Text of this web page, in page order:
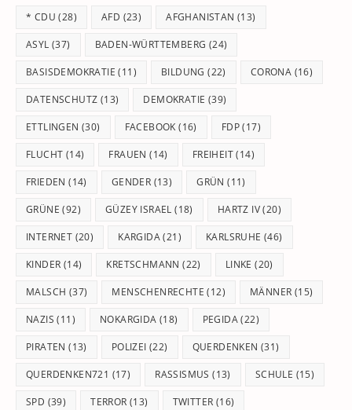
* CDU (28) AFD (23) AFGHANISTAN (13)
ASYL (37) BADEN-WÜRTTEMBERG (24)
BASISDEMOKRATIE (11) BILDUNG (22) CORONA (16)
DATENSCHUTZ (13) DEMOKRATIE (39)
ETTLINGEN (30) FACEBOOK (16) FDP(17)
FLUCHT (14) FRAUEN (14) FREIHEIT(14)
FRIEDEN (14) GENDER (13) GRÜN (11)
GRÜNE (92) GÜZEY ISRAEL (18) HARTZ IV(20)
INTERNET (20) KARGIDA(21) KARLSRUHE (46)
KINDER (14) KRETSCHMANN (22) LINKE (20)
MALSCH (37) MENSCHENRECHTE (12) MÄNNER (15)
NAZIS (11) NOKARGIDA (18) PEGIDA(22)
PIRATEN (13) POLIZEI (22) QUERDENKEN (31)
QUERDENKEN721 (17) RASSISMUS (13) SCHULE (15)
SPD (39) TERROR (13) TWITTER (16)